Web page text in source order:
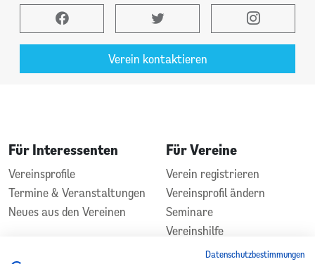
Verein kontaktieren
Für Interessenten
Vereinsprofile
Termine & Veranstaltungen
Neues aus den Vereinen
Für Vereine
Verein registrieren
Vereinsprofil ändern
Seminare
Vereinshilfe
KontaktDatenschutzbestimmungen